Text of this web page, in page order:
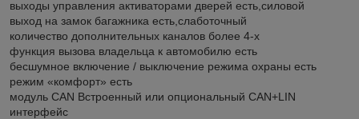
выходы управления активаторами дверей есть,силовой
выход на замок багажника есть,слаботочный
количество дополнительных каналов более 4-х
функция вызова владельца к автомобилю есть
бесшумное включение / выключение режима охраны есть
режим «комфорт» есть
модуль CAN Встроенный или опциональный CAN+LIN
интерфейс